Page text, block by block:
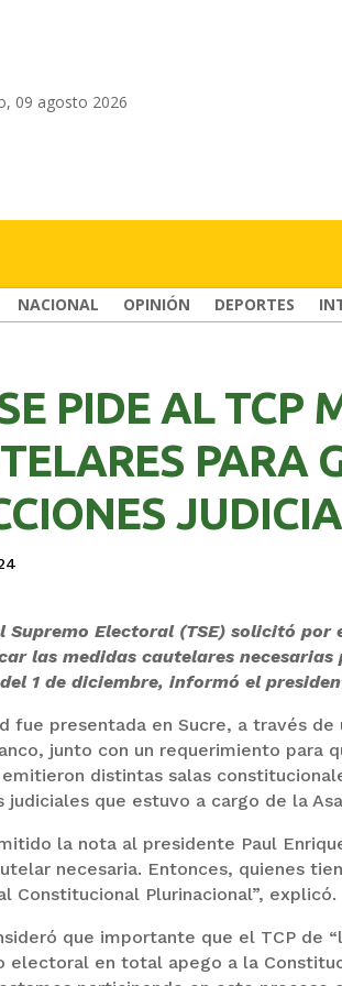
09 agosto 2026
NACIONAL OPINIÓN DEPORTES
PIDE AL TCP
PARA
Supremo Electoral (TSE) solicitó
las medidas cautelares
1 de diciembre, informó el
fue presentada en Sucre, a través
junto con un requerimiento para
distintas salas
judiciales que estuvo a cargo de la
la nota al presidente Paul
necesaria. Entonces, quienes
Constitucional Plurinacional”, explicó.
que importante que el TCP de
electoral en total apego a la